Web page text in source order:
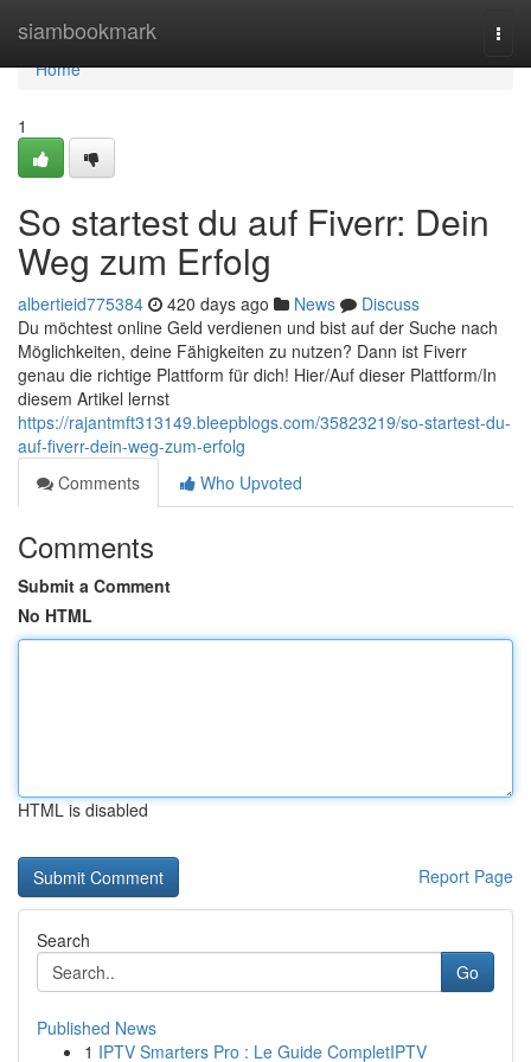
siambookmark
Home
Home
1
So startest du auf Fiverr: Dein
Weg zum Erfolg
albertieid775384 420 days ago News
Discuss
Du möchtest online Geld verdienen und bist auf der Suche nach
Möglichkeiten, deine Fähigkeiten zu nutzen? Dann ist Fiverr
genau die richtige Plattform für dich! Hier/Auf dieser Plattform/In
diesem Artikel lernst
https://rajantmft313149.bleepblogs.com/35823219/so-startest-du-
auf-fiverr-dein-weg-zum-erfolg
Comments
Who Upvoted
Comments
Submit a Comment
No HTML
HTML is disabled
Report Page
Search
Go
Published News
1 IPTV Smarters Pro : Le Guide CompletIPTV